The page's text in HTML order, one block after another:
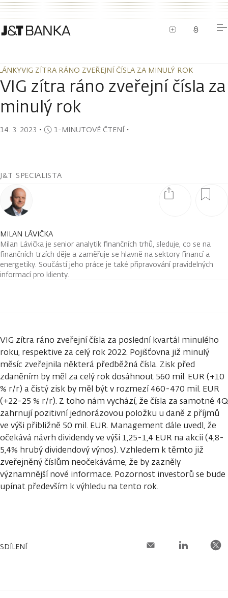
VIG ZÍTRA RÁNO ZVEŘEJNÍ ČÍSLA ZA MINULÝ ROK
VIG ZÍTRA RÁNO ZVEŘEJNÍ ČÍSLA ZA MINULÝ ROK
VIG zítra ráno zveřejní čísla za
minulý rok
14. 3. 2023 ・ 1-MINUTOVÉ ČTENÍ・
J&T SPECIALISTA
MILAN LÁVIČKA
Milan Lávička je senior analytik finančních trhů, sleduje, co se na
finančních trzích děje a zaměřuje se hlavně na sektory financí a
energetiky. Součástí jeho práce je také připravování pravidelných
informací pro klienty.
VIG zítra ráno zveřejní čísla za poslední kvartál minulého
roku, respektive za celý rok 2022. Pojišťovna již minulý
měsíc zveřejnila některá předběžná čísla. Zisk před
zdaněním by měl za celý rok dosáhnout 560 mil. EUR (+10
% r/r) a čistý zisk by měl být v rozmezí 460-470 mil. EUR
(+22-25 % r/r). Z toho nám vychází, že čísla za samotné 4Q
zahrnují pozitivní jednorázovou položku u daně z příjmů
ve výši přibližně 50 mil. EUR. Management dále uvedl, že
očekává návrh dividendy ve výši 1,25-1,4 EUR na akcii (4,8-
5,4% hrubý dividendový výnos). Vzhledem k těmto již
zveřejněný číslům neočekáváme, že by zazněly
významnější nové informace. Pozornost investorů se bude
upínat především k výhledu na tento rok.
SDÍLENÍ